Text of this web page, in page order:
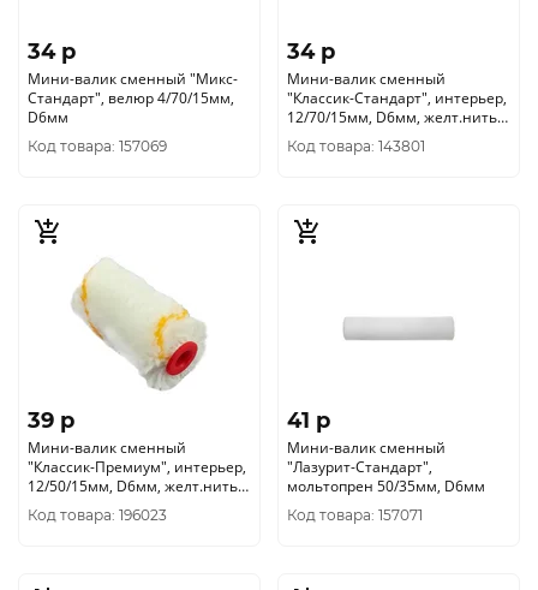
34 p
Мини-валик сменный "Микс-
Стандарт", велюр 4/70/15мм,
D6мм
Код товара: 157069
34 p
Мини-валик сменный
"Классик-Стандарт", интерьер,
12/70/15мм, D6мм, желт.нить
0214051
Код товара: 143801
39 p
Мини-валик сменный
"Классик-Премиум", интерьер,
12/50/15мм, D6мм, желт.нить
0211050
Код товара: 196023
41 p
Мини-валик сменный
"Лазурит-Стандарт",
мольтопрен 50/35мм, D6мм
Код товара: 157071